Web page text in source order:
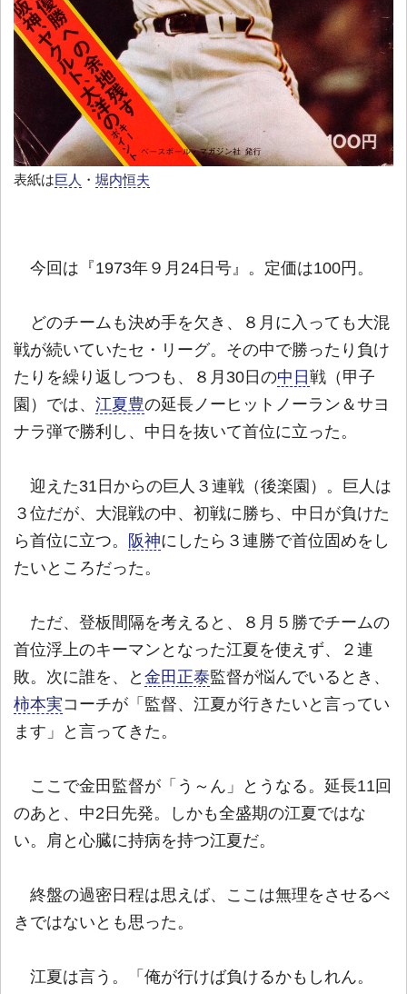
表紙は巨人 ・ 堀内恒夫
今回は『1973年９月24日号』。定価は100円。
どのチームも決め手を欠き、８月に入っても大混
戦が続いていたセ・リーグ。その中で勝ったり負け
たりを繰り返しつつも、８月30日の中日 戦（甲子
園）では、 江夏豊の延長ノーヒットノーラン＆サヨ
ナラ弾で勝利し、中日を抜いて首位に立った。
迎えた31日からの巨人３連戦（後楽園）。巨人は
３位だが、大混戦の中、初戦に勝ち、中日が負けた
ら首位に立つ。
阪神にしたら３連勝で首位固めをし
たいところだった。
ただ、登板間隔を考えると、８月５勝でチームの
首位浮上のキーマンとなった江夏を使えず、２連
敗。次に誰を、と 金田正泰監督が悩んでいるとき、
柿本実コーチが「監督、江夏が行きたいと言ってい
ます」と言ってきた。
ここで金田監督が「う～ん」とうなる。延長11回
のあと、中2日先発。しかも全盛期の江夏ではな
い。肩と心臓に持病を持つ江夏だ。
終盤の過密日程は思えば、ここは無理をさせるべ
きではないとも思った。
江夏は言う。「俺が行けば負けるかもしれん。